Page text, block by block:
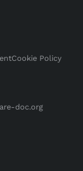
Cookie Policy
doc.org